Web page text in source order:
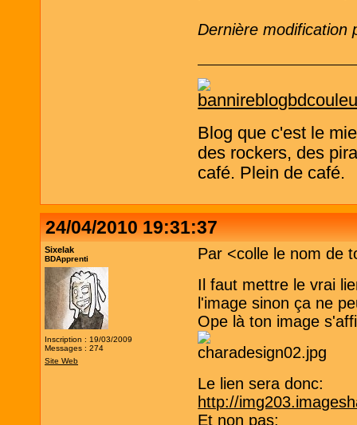
Dernière modification
Blog que c'est le
des rockers, des
café. Plein de café.
24/04/2010 19:31:37
Sixelak
BDApprenti
Inscription : 19/03/2009
Messages : 274
Site Web
Par <colle le nom de
Il faut mettre le vrai
l'image sinon ça ne
Ope là ton image
Le lien sera donc:
http://
Et non pas: